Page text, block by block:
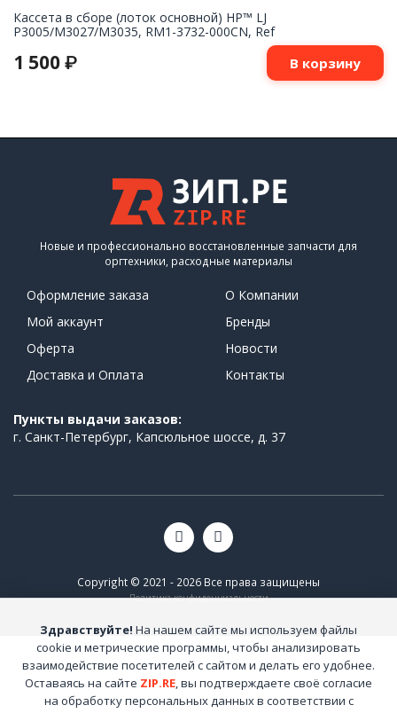
Кассета в сборе (лоток основной) HP™ LJ
P3005/M3027/M3035, RM1-3732-000CN, Ref
1 500 ₽ В корзину
Новые и профессионально восстановленные запчасти для
оргтехники, расходные материалы
Оформление заказа
Мой аккаунт
Оферта
Доставка и Оплата
О Компании
Бренды
Новости
Контакты
Пункты выдачи заказов:
г. Санкт-Петербург, Капсюльное шоссе, д. 37
Copyright © 2021 - 2026 Все права защищены
Политика конфиденциальности
Здравствуйте! На нашем сайте мы используем файлы
cookie и метрические программы, чтобы анализировать
взаимодействие посетителей с сайтом и делать его удобнее.
Оставаясь на сайте ZIP.RE, вы подтверждаете своё согласие
на обработку персональных данных в соответствии с